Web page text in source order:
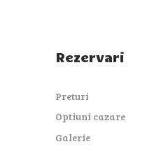
Rezervari
Preturi
Optiuni cazare
Galerie